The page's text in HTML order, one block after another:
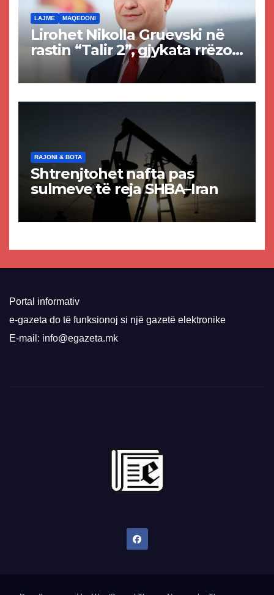
LAJME MAQEDONI
Lirohet Nikolla Gruevski në
rastin “Talir 2”, gjykata rrëzon
akuzat për ndërtimin e
paligjshëm të selisë së
RAJONI & BOTA
Shtrenjtohet nafta pas
sulmeve të reja SHBA–Iran
Portal informativ
e-gazeta do të funksionoj si një gazetë elektronike
E-mail: info@egazeta.mk